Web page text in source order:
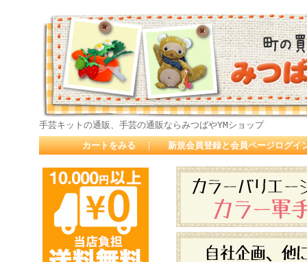
手芸キットの通販、手芸の通販ならみつばやYMショップ
カートをみる ｜ 新規会員登録と会員ページログイ